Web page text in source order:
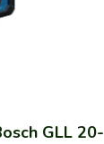
GLL 20-